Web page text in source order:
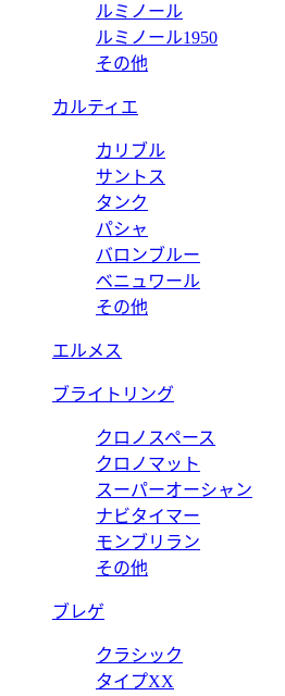
ルミノール
ルミノール1950
その他
カルティエ
カリブル
サントス
タンク
パシャ
バロンブルー
ベニュワール
その他
エルメス
ブライトリング
クロノスペース
クロノマット
スーパーオーシャン
ナビタイマー
モンブリラン
その他
ブレゲ
クラシック
タイプXX